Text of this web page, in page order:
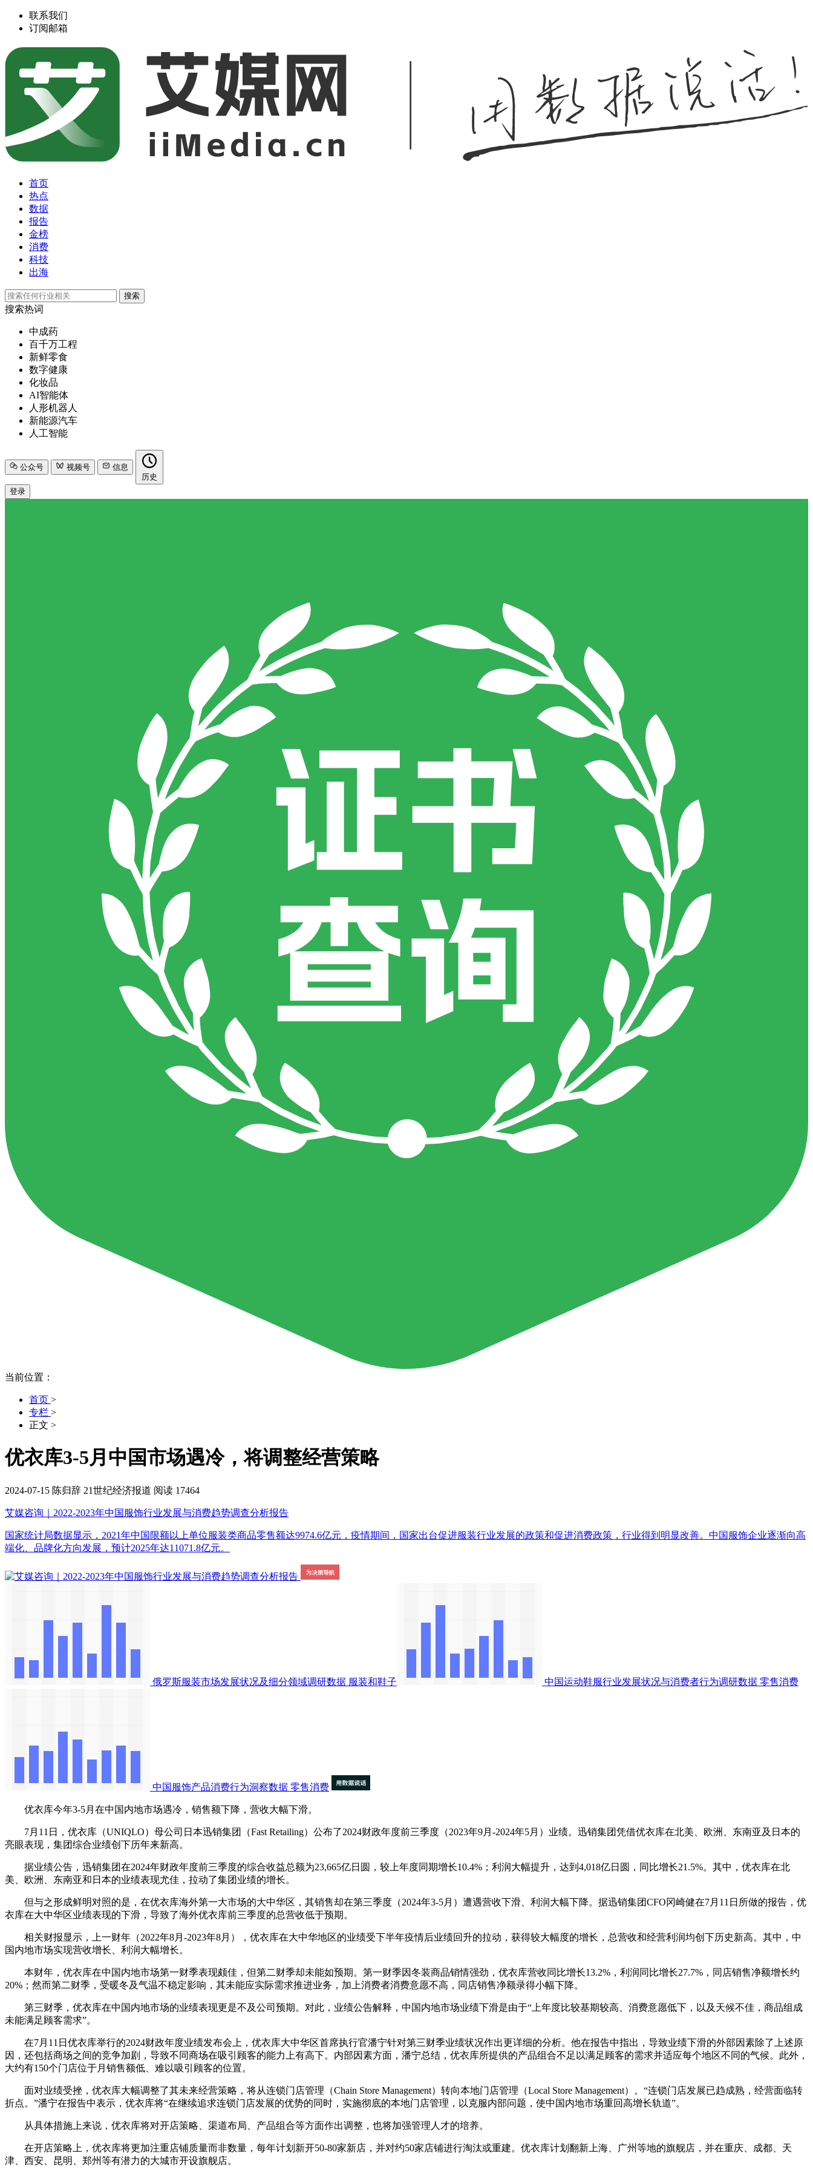
联系我们
订阅邮箱
首页
热点
数据
报告
金榜
消费
科技
出海
搜索
搜索热词
中成药
百千万工程
新鲜零食
数字健康
化妆品
AI智能体
人形机器人
新能源汽车
人工智能
公众号 视频号
信息
历史
登录
当前位置：
首页 >
专栏 >
正文 >
优衣库3-5月中国市场遇冷，将调整经营策略
2024-07-15 陈归辞 21世纪经济报道 阅读 17464
艾媒咨询｜2022-2023年中国服饰行业发展与消费趋势调查分析报告
国家统计局数据显示，2021年中国限额以上单位服装类商品零售额达9974.6亿元，疫情期间，国家出台促进服装行业发展的政策和促进消费政策，行业得到明显改善。中国服饰企业逐渐向高
端化、品牌化方向发展，预计2025年达11071.8亿元。
俄罗斯服装市场发展状况及细分领域调研数据 服装和鞋子 中国运动鞋服行业发展状况与消费者行为调研数据 零售消费
中国服饰产品消费行为洞察数据 零售消费
优衣库今年3-5月在中国内地市场遇冷，销售额下降，营收大幅下滑。
7月11日，优衣库（UNIQLO）母公司日本迅销集团（Fast Retailing）公布了2024财政年度前三季度（2023年9月-2024年5月）业绩。迅销集团凭借优衣库在北美、欧洲、东南亚及日本的
亮眼表现，集团综合业绩创下历年来新高。
据业绩公告，迅销集团在2024年财政年度前三季度的综合收益总额为23,665亿日圆，较上年度同期增长10.4%；利润大幅提升，达到4,018亿日圆，同比增长21.5%。其中，优衣库在北
美、欧洲、东南亚和日本的业绩表现尤佳，拉动了集团业绩的增长。
但与之形成鲜明对照的是，在优衣库海外第一大市场的大中华区，其销售却在第三季度（2024年3-5月）遭遇营收下滑、利润大幅下降。据迅销集团CFO冈崎健在7月11日所做的报告，优
衣库在大中华区业绩表现的下滑，导致了海外优衣库前三季度的总营收低于预期。
相关财报显示，上一财年（2022年8月-2023年8月），优衣库在大中华地区的业绩受下半年疫情后业绩回升的拉动，获得较大幅度的增长，总营收和经营利润均创下历史新高。其中，中
国内地市场实现营收增长、利润大幅增长。
本财年，优衣库在中国内地市场第一财季表现颇佳，但第二财季却未能如预期。第一财季因冬装商品销情强劲，优衣库营收同比增长13.2%，利润同比增长27.7%，同店销售净额增长约
20%；然而第二财季，受暖冬及气温不稳定影响，其未能应实际需求推进业务，加上消费者消费意愿不高，同店销售净额录得小幅下降。
第三财季，优衣库在中国内地市场的业绩表现更是不及公司预期。对此，业绩公告解释，中国内地市场业绩下滑是由于“上年度比较基期较高、消费意愿低下，以及天候不佳，商品组成
未能满足顾客需求”。
在7月11日优衣库举行的2024财政年度业绩发布会上，优衣库大中华区首席执行官潘宁针对第三财季业绩状况作出更详细的分析。他在报告中指出，导致业绩下滑的外部因素除了上述原
因，还包括商场之间的竞争加剧，导致不同商场在吸引顾客的能力上有高下。内部因素方面，潘宁总结，优衣库所提供的产品组合不足以满足顾客的需求并适应每个地区不同的气候。此外，
大约有150个门店位于月销售额低、难以吸引顾客的位置。
面对业绩受挫，优衣库大幅调整了其未来经营策略，将从连锁门店管理（Chain Store Management）转向本地门店管理（Local Store Management）。“连锁门店发展已趋成熟，经营面临转
折点。”潘宁在报告中表示，优衣库将“在继续追求连锁门店发展的优势的同时，实施彻底的本地门店管理，以克服内部问题，使中国内地市场重回高增长轨道”。
从具体措施上来说，优衣库将对开店策略、渠道布局、产品组合等方面作出调整，也将加强管理人才的培养。
在开店策略上，优衣库将更加注重店铺质量而非数量，每年计划新开50-80家新店，并对约50家店铺进行淘汰或重建。优衣库计划翻新上海、广州等地的旗舰店，并在重庆、成都、天
津、西安、昆明、郑州等有潜力的大城市开设旗舰店。